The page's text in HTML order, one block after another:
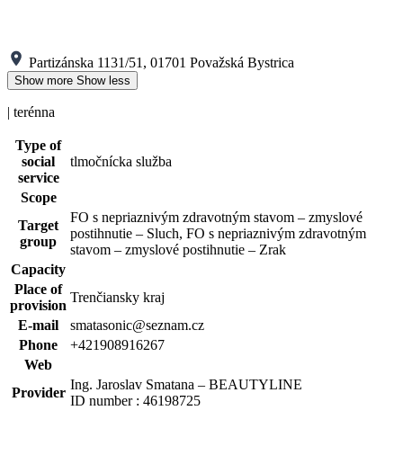
Partizánska 1131/51, 01701 Považská Bystrica
Show more Show less
| terénna
Type of
social
service
tlmočnícka služba
Scope
Target
group
FO s nepriaznivým zdravotným stavom – zmyslové
postihnutie – Sluch, FO s nepriaznivým zdravotným
stavom – zmyslové postihnutie – Zrak
Capacity
Place of
provision
Trenčiansky kraj
E-mail
smatasonic@seznam.cz
Phone
+421908916267
Web
Provider
Ing. Jaroslav Smatana – BEAUTYLINE
ID number : 46198725